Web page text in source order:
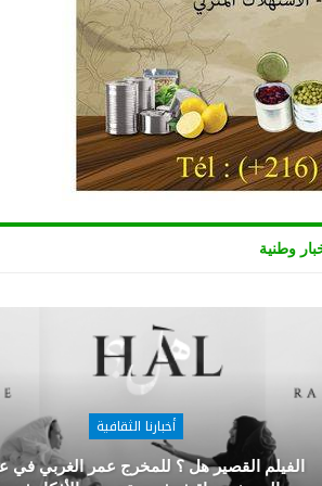
وطنية
أخبارنا الثقافية
الفيلم القصير هل ؟ للمخرج عمر الغربي في